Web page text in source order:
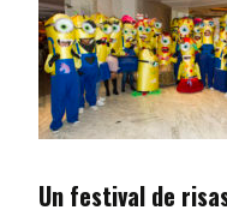
Un festival de